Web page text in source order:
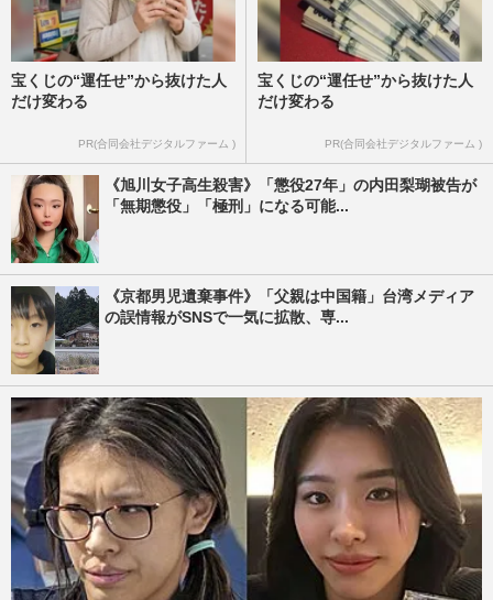
宝くじの“運任せ”から抜けた人
だけ変わる
PR(合同会社デジタルファーム )
宝くじの“運任せ”から抜けた人
だけ変わる
PR(合同会社デジタルファーム )
《旭川女子高生殺害》「懲役27年」の内田梨瑚被告が
「無期懲役」「極刑」になる可能...
《京都男児遺棄事件》「父親は中国籍」台湾メディア
の誤情報がSNSで一気に拡散、専...